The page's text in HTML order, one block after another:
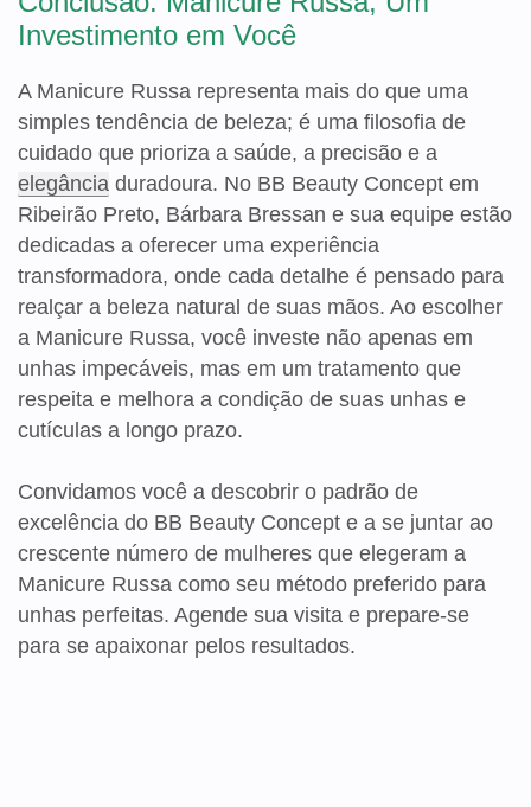
Investimento em Você
A Manicure Russa representa mais do que uma
simples tendência de beleza; é uma filosofia de
cuidado que prioriza a saúde, a precisão e a
elegância duradoura. No BB Beauty Concept em
Ribeirão Preto, Bárbara Bressan e sua equipe estão
dedicadas a oferecer uma experiência
transformadora, onde cada detalhe é pensado para
realçar a beleza natural de suas mãos. Ao escolher
a Manicure Russa, você investe não apenas em
unhas impecáveis, mas em um tratamento que
respeita e melhora a condição de suas unhas e
cutículas a longo prazo.
Convidamos você a descobrir o padrão de
excelência do BB Beauty Concept e a se juntar ao
crescente número de mulheres que elegeram a
Manicure Russa como seu método preferido para
unhas perfeitas. Agende sua visita e prepare-se
para se apaixonar pelos resultados.